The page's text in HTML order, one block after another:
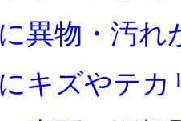
異物・汚れ
キズやテカ